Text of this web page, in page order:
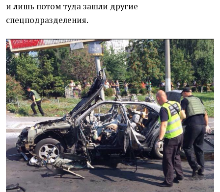
и лишь потом туда зашли другие
спецподразделения.